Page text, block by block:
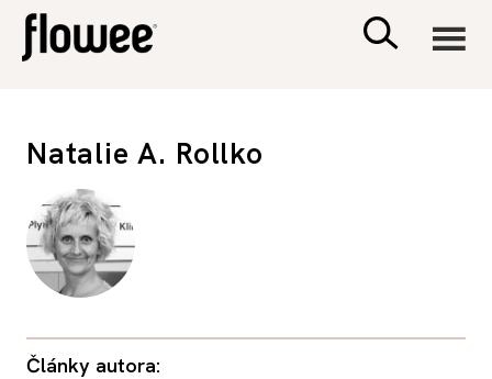
Natalie A. Rollko
Články autora: